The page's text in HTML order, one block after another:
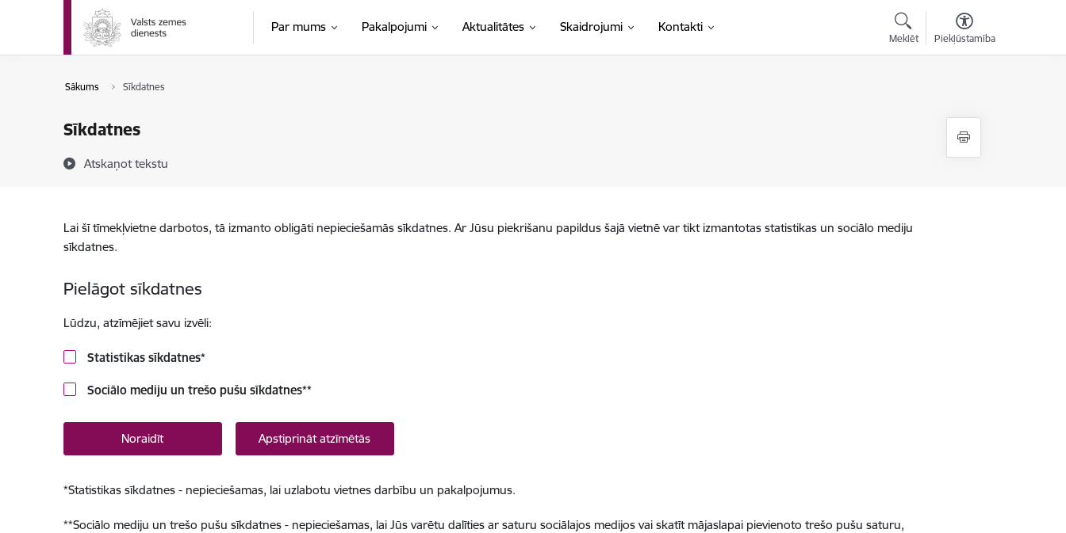
Pāriet uz lapas saturu
Par mums Pakalpojumi Aktualitātes Skaidrojumi Kontakti
Meklēt Piekļūstamība
Sākums Sīkdatnes
Sīkdatnes
Atskaņot tekstu
Lai šī tīmekļvietne darbotos, tā izmanto obligāti nepieciešamās sīkdatnes. Ar Jūsu piekrišanu papildus šajā vietnē var tikt izmantotas statistikas un sociālo mediju
sīkdatnes.
Pielāgot sīkdatnes
Lūdzu, atzīmējiet savu izvēli:
Statistikas sīkdatnes*
Sociālo mediju un trešo pušu sīkdatnes**
Noraidīt Apstiprināt atzīmētās
*Statistikas sīkdatnes - nepieciešamas, lai uzlabotu vietnes darbību un pakalpojumus.
**Sociālo mediju un trešo pušu sīkdatnes - nepieciešamas, lai Jūs varētu dalīties ar saturu sociālajos medijos vai skatīt mājaslapai pievienoto trešo pušu saturu,